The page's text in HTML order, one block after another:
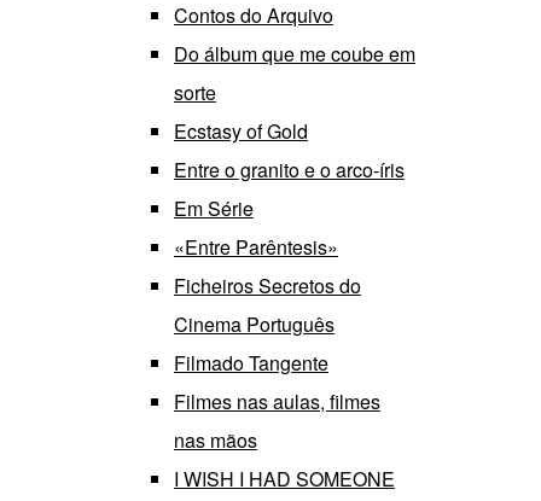
Contos do Arquivo
Do álbum que me coube em
sorte
Ecstasy of Gold
Entre o granito e o arco-íris
Em Série
«Entre Parêntesis»
Ficheiros Secretos do
Cinema Português
Filmado Tangente
Filmes nas aulas, filmes
nas mãos
I WISH I HAD SOMEONE